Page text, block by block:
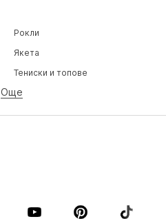
Рокли
Якета
Тениски и топове
Бельо
Блузи и туники
Premium
Още